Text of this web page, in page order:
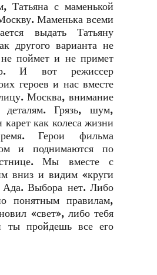
Татьяна с маменькой
Маменька всеми
выдать Татьяну
другого варианта не
не поймет и не примет
И вот режиссер
героев и нас вместе
Москва, внимание
деталям. Грязь, шум,
карет как колеса жизни
Герои фильма
и поднимаются по
Мы вместе с
вниз и видим «круги
Ада. Выбора нет. Либо
понятным правилам,
«свет», либо тебя
пройдешь все его